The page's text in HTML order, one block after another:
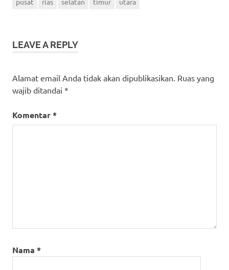
LEAVE A REPLY
Alamat email Anda tidak akan dipublikasikan. Ruas yang
wajib ditandai *
Komentar*
Nama *